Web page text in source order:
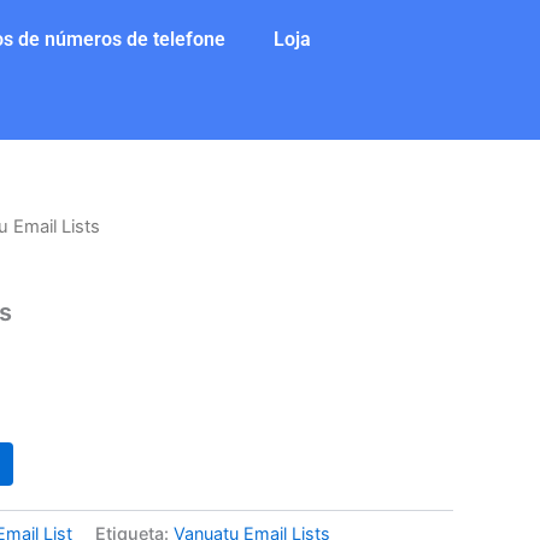
de números de telefone Loja
Email Lists
List Etiqueta: Vanuatu Email Lists